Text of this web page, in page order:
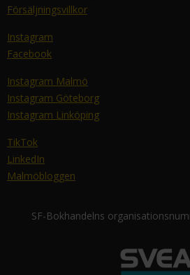
Försäljningsvillkor
Instagram
Facebook
Instagram Malmö
Instagram Göteborg
Instagram Linköping
TikTok
LinkedIn
Malmöbloggen
SF-Bokhandelns